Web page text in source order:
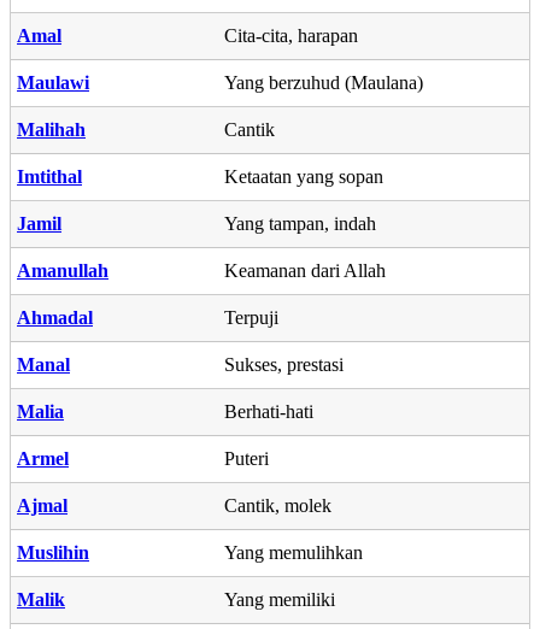
Amal Cita-cita, harapan
Maulawi Yang berzuhud (Maulana)
Malihah Cantik
Imtithal Ketaatan yang sopan
Jamil Yang tampan, indah
Amanullah Keamanan dari Allah
Ahmadal Terpuji
Manal Sukses, prestasi
Malia Berhati-hati
Armel Puteri
Ajmal Cantik, molek
Muslihin Yang memulihkan
Malik Yang memiliki